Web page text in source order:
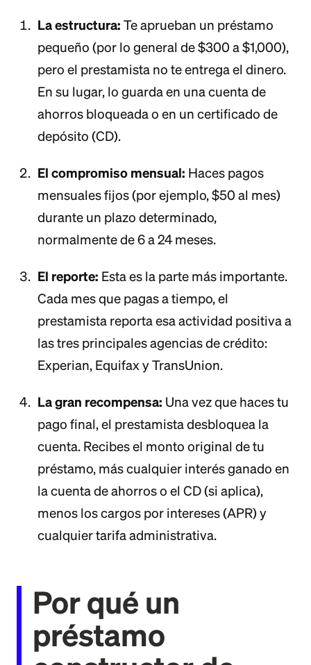
La estructura: Te aprueban un préstamo
pequeño (por lo general de $300 a $1,000),
pero el prestamista no te entrega el dinero.
En su lugar, lo guarda en una cuenta de
ahorros bloqueada o en un certificado de
depósito (CD).
El compromiso mensual: Haces pagos
mensuales fijos (por ejemplo, $50 al mes)
durante un plazo determinado,
normalmente de 6 a 24 meses.
El reporte: Esta es la parte más importante.
Cada mes que pagas a tiempo, el
prestamista reporta esa actividad positiva a
las tres principales agencias de crédito:
Experian, Equifax y TransUnion.
La gran recompensa: Una vez que haces tu
pago final, el prestamista desbloquea la
cuenta. Recibes el monto original de tu
préstamo, más cualquier interés ganado en
la cuenta de ahorros o el CD (si aplica),
menos los cargos por intereses (APR) y
cualquier tarifa administrativa.
Por qué un
préstamo